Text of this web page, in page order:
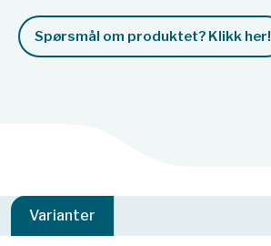
Spørsmål om produktet? Klikk her!
Varianter